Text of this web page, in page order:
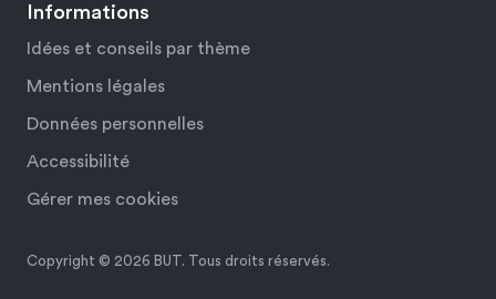
Informations
Idées et conseils par thème
Mentions légales
Données personnelles
Accessibilité
Gérer mes cookies
Copyright © 2026 BUT. Tous droits réservés.